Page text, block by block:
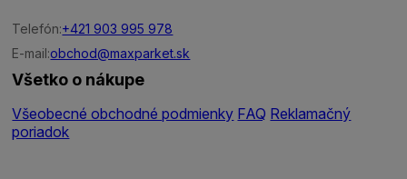
Telefón:+421 903 995 978
E-mail:obchod@maxparket.sk
Všetko o nákupe
Všeobecné obchodné podmienky FAQ Reklamačný
poriadok